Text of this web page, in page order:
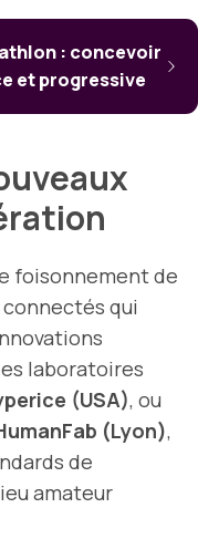
: concevoir
et progressive
foisonnement de
qui
laboratoires
(USA), ou
(Lyon),
de
amateur